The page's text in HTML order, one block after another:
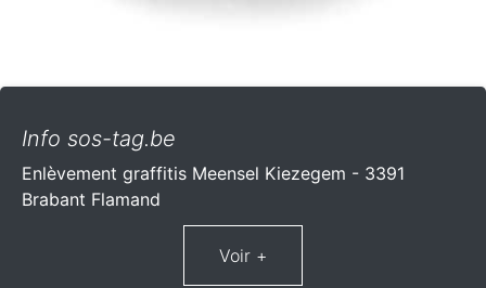
Info sos-tag.be
Enlèvement graffitis Meensel Kiezegem - 3391
Brabant Flamand